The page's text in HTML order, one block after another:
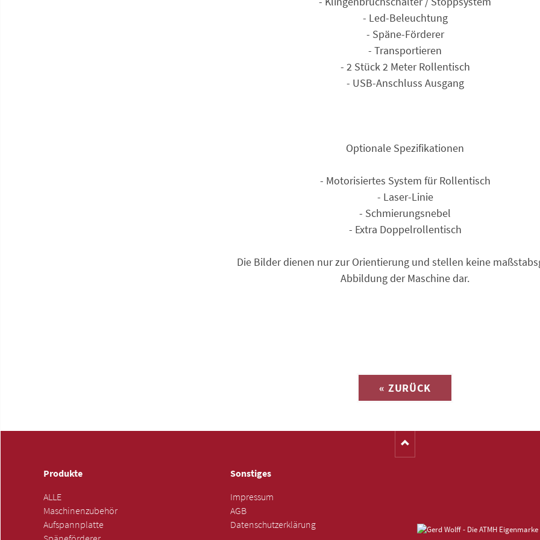
- Led-Beleuchtung
- Späne-Förderer
- Transportieren
- 2 Stück 2 Meter Rollentisch
- USB-Anschluss Ausgang
Optionale Spezifikationen
- Motorisiertes System für Rollentisch
- Laser-Linie
- Schmierungsnebel
- Extra Doppel­rollentisch
Die Bilder dienen nur zur Orientierung und stellen keine
Abbildung der Maschine dar.
« ZURÜCK
Produkte
ALLE
Maschinenzubehör
Aufspannplatte
Sonstiges
Impressum
AGB
Datenschutzerklärung